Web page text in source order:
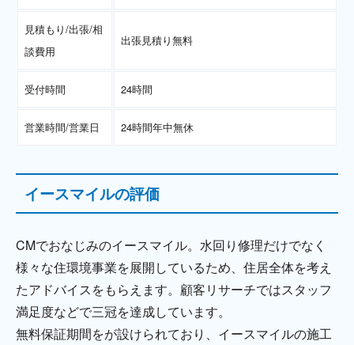
見積もり/出張/相
談費用
出張見積り無料
受付時間 24時間
営業時間/営業日 24時間年中無休
イースマイルの評価
CMでおなじみのイースマイル。水回り修理だけでなく
様々な住環境事業を展開しているため、住居全体を考え
たアドバイスをもらえます。顧客リサーチではスタッフ
満足度などで三冠を達成しています。
無料保証期間をが設けられており、イースマイルの施工